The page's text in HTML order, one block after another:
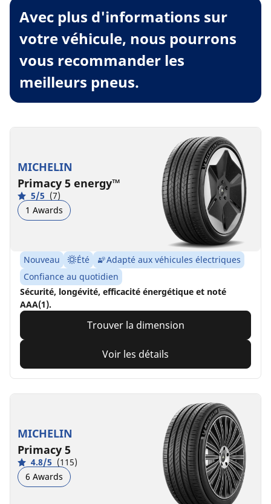
Avec plus d'informations sur
votre véhicule, nous pourrons
vous recommander les
meilleurs pneus.
MICHELIN
Primacy 5 energy™
5/5 (7)
1 Awards
Nouveau Été
Adapté aux véhicules électriques
Confiance au quotidien
Sécurité, longévité, efficacité énergétique et noté
AAA(1).
Trouver la dimension
Voir les détails
MICHELIN
Primacy 5
4.8/5 (115)
6 Awards